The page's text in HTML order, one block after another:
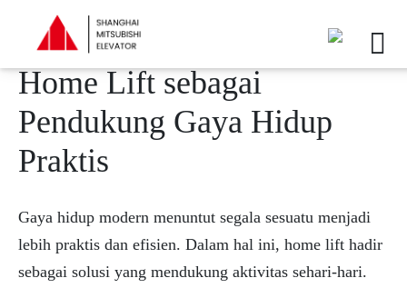
Home Lift sebagai
Pendukung Gaya Hidup
Praktis
Gaya hidup modern menuntut segala sesuatu menjadi
lebih praktis dan efisien. Dalam hal ini, home lift hadir
sebagai solusi yang mendukung aktivitas sehari-hari.